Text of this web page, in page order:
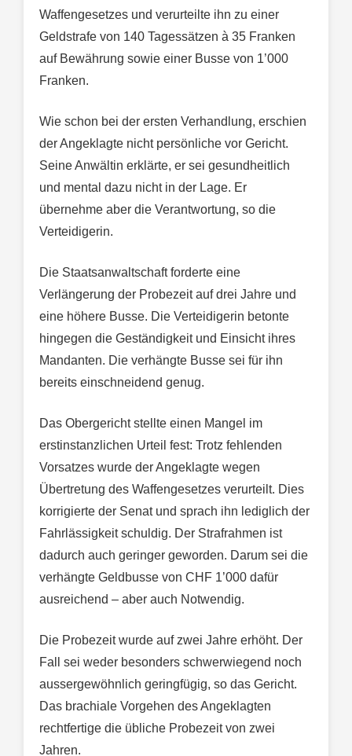
Waffengesetzes und verurteilte ihn zu einer
Geldstrafe von 140 Tagessätzen à 35 Franken
auf Bewährung sowie einer Busse von 1’000
Franken.
Wie schon bei der ersten Verhandlung, erschien
der Angeklagte nicht persönliche vor Gericht.
Seine Anwältin erklärte, er sei gesundheitlich
und mental dazu nicht in der Lage. Er
übernehme aber die Verantwortung, so die
Verteidigerin.
Die Staatsanwaltschaft forderte eine
Verlängerung der Probezeit auf drei Jahre und
eine höhere Busse. Die Verteidigerin betonte
hingegen die Geständigkeit und Einsicht ihres
Mandanten. Die verhängte Busse sei für ihn
bereits einschneidend genug.
Das Obergericht stellte einen Mangel im
erstinstanzlichen Urteil fest: Trotz fehlenden
Vorsatzes wurde der Angeklagte wegen
Übertretung des Waffengesetzes verurteilt. Dies
korrigierte der Senat und sprach ihn lediglich der
Fahrlässigkeit schuldig. Der Strafrahmen ist
dadurch auch geringer geworden. Darum sei die
verhängte Geldbusse von CHF 1’000 dafür
ausreichend – aber auch Notwendig.
Die Probezeit wurde auf zwei Jahre erhöht. Der
Fall sei weder besonders schwerwiegend noch
aussergewöhnlich geringfügig, so das Gericht.
Das brachiale Vorgehen des Angeklagten
rechtfertige die übliche Probezeit von zwei
Jahren.